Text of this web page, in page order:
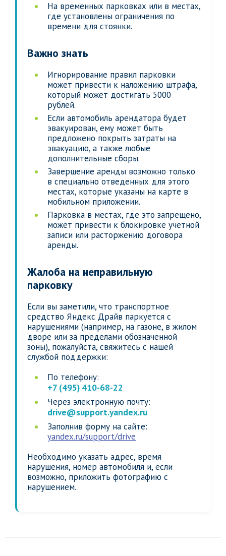
На временных парковках или в местах,
где установлены ограничения по
времени для стоянки.
Важно знать
Игнорирование правил парковки
может привести к наложению штрафа,
который может достигать 5000
рублей.
Если автомобиль арендатора будет
эвакуирован, ему может быть
предложено покрыть затраты на
эвакуацию, а также любые
дополнительные сборы.
Завершение аренды возможно только
в специально отведенных для этого
местах, которые указаны на карте в
мобильном приложении.
Парковка в местах, где это запрещено,
может привести к блокировке учетной
записи или расторжению договора
аренды.
Жалоба на неправильную
парковку
Если вы заметили, что транспортное
средство Яндекс Драйв паркуется с
нарушениями (например, на газоне, в жилом
дворе или за пределами обозначенной
зоны), пожалуйста, свяжитесь с нашей
службой поддержки:
По телефону:
+7 (495) 410-68-22
Через электронную почту:
drive@support.yandex.ru
Заполнив форму на сайте:
yandex.ru/support/drive
Необходимо указать адрес, время
нарушения, номер автомобиля и, если
возможно, приложить фотографию с
нарушением.